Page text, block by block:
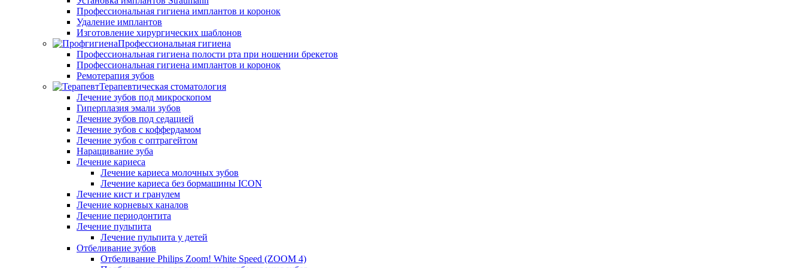
Профессиональная гигиена имплантов и коронок
Удаление имплантов
Изготовление хирургических шаблонов
Профессиональная гигиена
Профессиональная гигиена полости рта при ношении брекетов
Профессиональная гигиена имплантов и коронок
Ремотерапия зубов
Терапевтическая стоматология
Лечение зубов под микроскопом
Гиперплазия эмали зубов
Лечение зубов под седацией
Лечение зубов с коффердамом
Лечение зубов с оптрагейтом
Наращивание зуба
Лечение кариеса
Лечение кариеса молочных зубов
Лечение кариеса без бормашины ICON
Лечение кист и гранулем
Лечение корневых каналов
Лечение периодонтита
Лечение пульпита
Лечение пульпита у детей
Отбеливание зубов
Отбеливание Philips Zoom! White Speed (ZOOM 4)